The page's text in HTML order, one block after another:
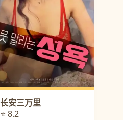
长安三万里
⭐ 8.2